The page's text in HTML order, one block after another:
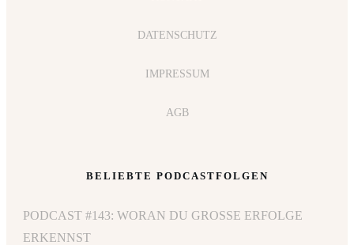
BELIEBTE PODCASTFOLGEN
PODCAST #143: WORAN DU GROSSE ERFOLGE E
RKENNST
DATENSCHUTZ
IMPRESSUM
AGB